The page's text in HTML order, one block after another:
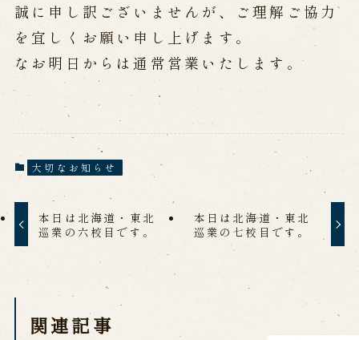
出張公演
出張公演
学校公演
海外旅行客向け特別公演「くにうみ」
歴史
淡路島と国生み神話
淡路人形浄瑠璃の歴史
淡路人形独自の演目
淡路人形の広がり
ご利用案内
営業日時・料金
誠に申し訳ございませんが、ご理解ご協力
を宜しくお願い申し上げます。
なお明日からは通常営業いたします。
大切なお知らせ
本日は北海道・東北
巡業の六校目です。
本日は北海道・東北
巡業の七校目です。
関連記事